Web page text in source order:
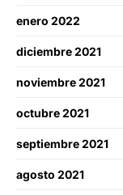
enero 2022
diciembre 2021
noviembre 2021
octubre 2021
septiembre 2021
agosto 2021